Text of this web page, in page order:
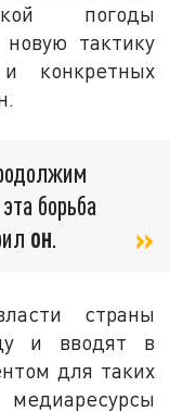
погоды
тактику
конкретных
борьба
он.
страны
и вводят в
для таких